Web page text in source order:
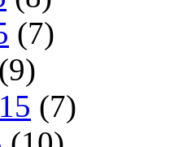
(7)
(9)
(7)